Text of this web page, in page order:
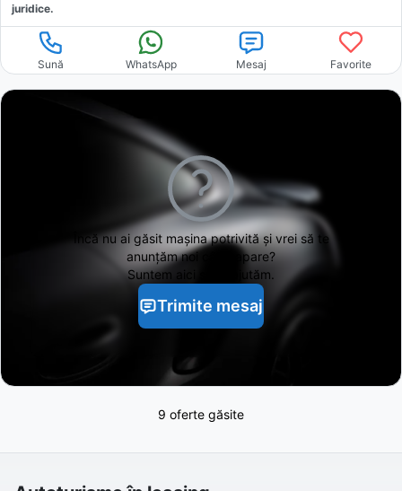
juridice.
Sună WhatsApp Mesaj Favorite
Încă nu ai găsitmașina potrivită și vrei să te
anunțăm noi când apare?
Suntem aici să te ajutăm.
Trimite mesaj
9 oferte găsite